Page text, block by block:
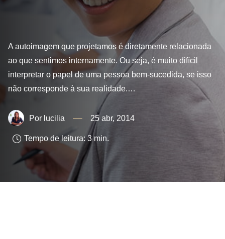
A autoimagem que projetamos é diretamente relacionada
ao que sentimos internamente. Ou seja, é muito difícil
interpretar o papel de uma pessoa bem-sucedida, se isso
não corresponde à sua realidade.…
lucilia 25 abr, 2014
Tempo de leitura: 3 min.